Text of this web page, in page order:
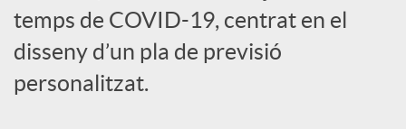
d
o
temps de COVID-19, centrat en el
disseny d’un pla de previsió
personalitzat.